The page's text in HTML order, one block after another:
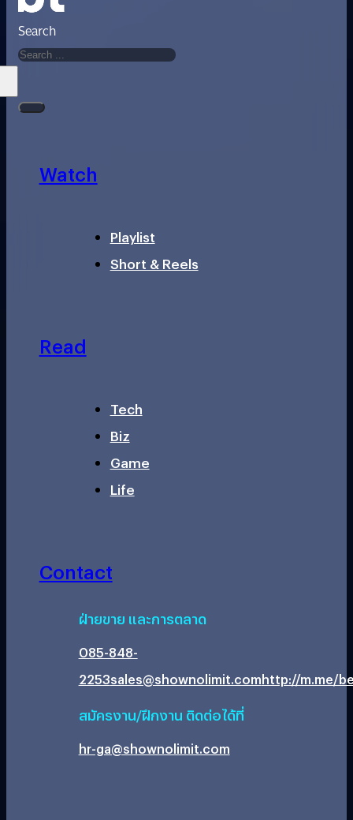
Search
Watch
Playlist
Short & Reels
Read
Tech
Biz
Game
Life
Contact
ฝ่ายขาย และการตลาด
085-848-
2253sales@shownolimit.comhttp://m.me/
สมัครงาน/ฝึกงาน ติดต่อได้ที่
hr-ga@shownolimit.com